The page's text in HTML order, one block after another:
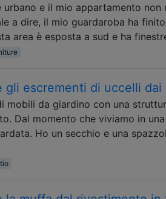
urbano e il mio appartamento
a dire, il mio guardaroba ha
area è esposta a sud e ha
gli escrementi di uccelli
mobili da giardino con una
Dal momento che viviamo in
Ho un secchio e una